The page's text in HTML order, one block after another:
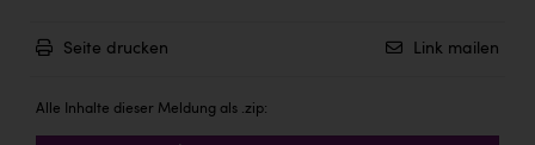
TGW Logistics
VERITAS
Seite drucken Link mailen
Alle Inhalte dieser Meldung als .zip: